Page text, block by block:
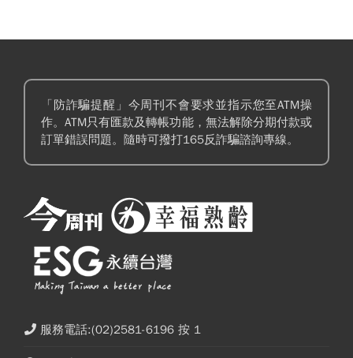
「防詐騙提醒」今周刊不會要求並指示您至ATM操
作。ATM只有匯款及轉帳功能，無法解除分期付款或
訂單錯誤問題。隨時可撥打165反詐騙諮詢專線。
服務電話:(02)2581-6196 按 1